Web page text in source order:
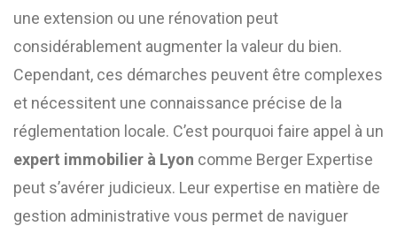
une extension ou une rénovation peut
considérablement augmenter la valeur du bien.
Cependant, ces démarches peuvent être complexes
et nécessitent une connaissance précise de la
réglementation locale. C’est pourquoi faire appel à un
expert immobilier à Lyon comme Berger Expertise
peut s’avérer judicieux. Leur expertise en matière de
gestion administrative vous permet de naviguer